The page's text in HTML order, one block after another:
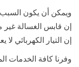
ويمكن أن يكون السبب
إن قابس الغسالة غير
إن التيار الكهربائي
وفرنا كافة الخدمات